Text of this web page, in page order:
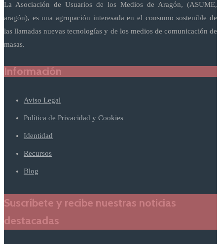
La Asociación de Usuarios de los Medios de Aragón, (ASUME,
aragón), es una agrupación interesada en el consumo sostenible de
las llamadas nuevas tecnologías y de los medios de comunicación de
masas.
Información
Aviso Legal
Política de Privacidad y Cookies
Identidad
Recursos
Blog
Suscríbete y recibe nuestras noticias
destacadas